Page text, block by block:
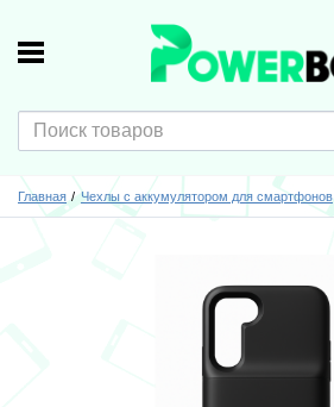
Главная Чехлы с аккумулятором для смартфонов